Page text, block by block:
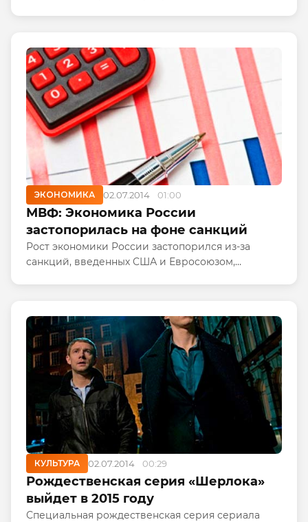
ЭКОНОМИКА 02.07.2014 01:00
МВФ: Экономика России
застопорилась на фоне санкций
Рост экономики России застопорился из-за
санкций, введенных США и Евросоюзом,
КУЛЬТУРА 02.07.2014 00:29
Рождественская серия «Шерлока»
выйдет в 2015 году
Специальная рождественская серия сериала